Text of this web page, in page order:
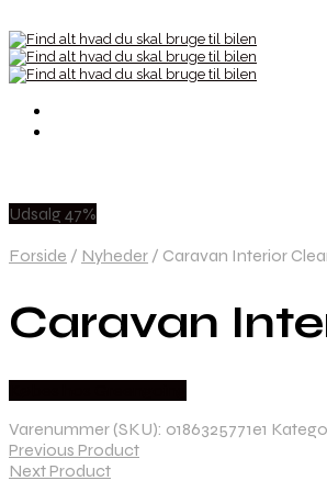
Udsalg 47%
Forside / Nyheder / Caravan Interior
Caravan
Varenummer (SKU): 0186325771e1
Previous Product
Next Product